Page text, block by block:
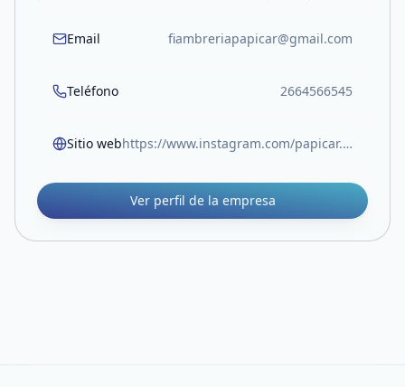
Email fiambreriapapicar@gmail.com
Teléfono 2664566545
Sitio web https://www.instagram.com/papicar.fiambreria?igsh=MXMxcGJkNW03ZWd0dQ==
Ver perfil de la empresa